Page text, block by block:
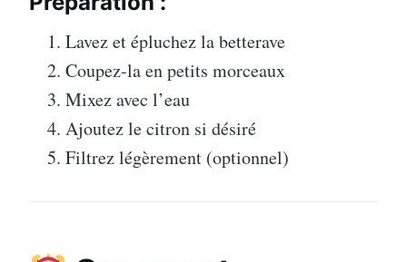
Lavez et épluchez la betterave
Coupez-la en petits morceaux
Mixez avec l’eau
Ajoutez le citron si désiré
Filtrez légèrement (optionnel)